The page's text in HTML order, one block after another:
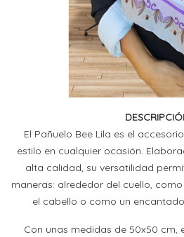
El Pañuelo Bee Lila es el
estilo en cualquier ocasión.
alta calidad, su versatilidad
maneras: alrededor del cuello,
el cabello o como un
Con unas medidas de 50x50 cm,